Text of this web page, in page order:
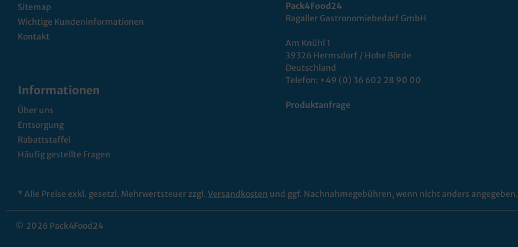
Sitemap
Wichtige Kundeninformationen
Kontakt
Informationen
Über uns
Entsorgung
Rabattstaffel
Häufig gestellte Fragen
Pack4Food24
Ragaller Gastronomiebedarf GmbH
Am Knühl 1
39326 Hermsdorf / Hohe Börde
Deutschland
Telefon: +49 (0) 36 602 28 90 00
Produktanfrage
* Alle Preise exkl. gesetzl. Mehrwertsteuer zzgl. Versandkosten und ggf. Nachnahmegebühren, wenn nicht anders angegeben.
© 2026 Pack4Food24